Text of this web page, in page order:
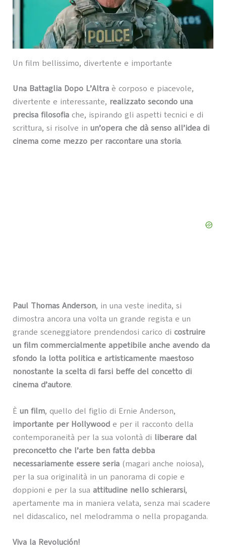
Un film bellissimo, divertente e importante
Una Battaglia Dopo L’Altraè corposo e piacevole,
divertente e interessante, realizzato secondo una
precisa filosofiache, ispirando gli aspetti tecnici e di
scrittura, si risolve in un’opera che dà senso all’idea di
cinema come mezzo per raccontare una storia.
Paul Thomas Anderson, in una veste inedita, si
dimostra ancora una volta un grande regista e un
grande sceneggiatore prendendosi carico di costruire
un film commercialmente appetibile anche avendo da
sfondo la lotta politica e artisticamente maestoso
nonostante la scelta di farsi beffe del concetto di
cinema d’autore.
È un film, quello del figlio di Ernie Anderson,
importante per Hollywoode per il racconto della
contemporaneità per la sua volontà di liberare dal
preconcetto che l’arte ben fatta debba
necessariamente essere seria(magari anche noiosa),
per la sua originalità in un panorama di copie e
doppioni e per la sua attitudine nello schierarsi,
apertamente ma in maniera velata, senza mai scadere
nel didascalico, nel melodramma o nella propaganda.
Viva la Revolución!